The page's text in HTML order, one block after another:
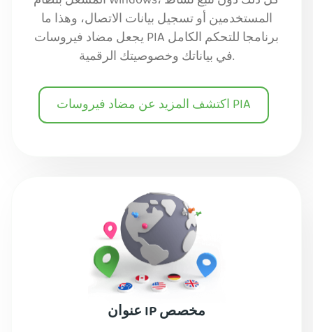
المستخدمين أو تسجيل بيانات الاتصال، وهذا ما
يجعل مضاد فيروسات PIA برنامجا للتحكم الكامل
في بياناتك وخصوصيتك الرقمية.
اكتشف المزيد عن مضاد فيروسات PIA
عنوان IP مخصص